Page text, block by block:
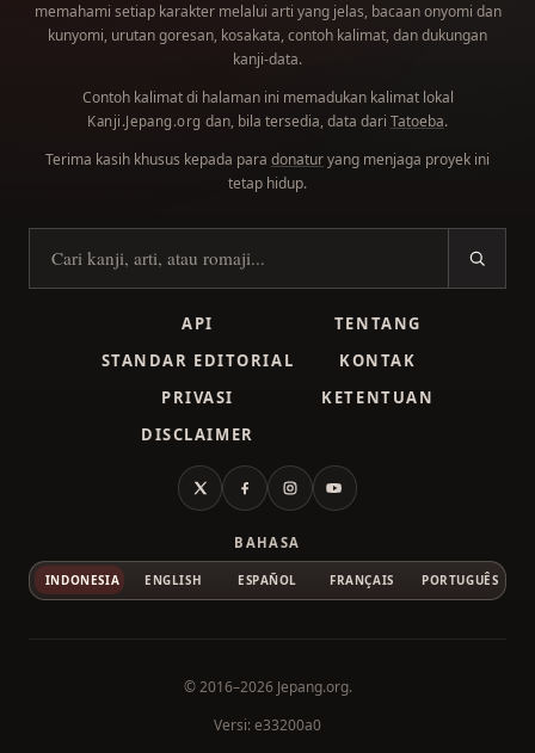
memahami setiap karakter melalui arti yang jelas, bacaan onyomi dan
kunyomi, urutan goresan, kosakata, contoh kalimat, dan dukungan
kanji-data.
Contoh kalimat di halaman ini memadukan kalimat lokal
Kanji.Jepang.org dan, bila tersedia, data dari Tatoeba.
Terima kasih khusus kepada para donaturyang menjaga proyek ini
tetap hidup.
Cari kanji
API
TENTANG
STANDAR EDITORIAL
KONTAK
PRIVASI
KETENTUAN
DISCLAIMER
X FacebookInstagramYouTube
BAHASA
INDONESIA ENGLISH ESPAÑOL FRANÇAIS PORTUGUÊS
© 2016–2026 Jepang.org.
Versi: e33200a0